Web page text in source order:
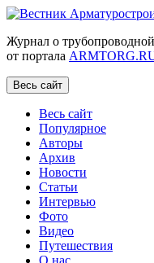
Журнал о
от портала
Весь сайт
Весь сайт
Популярное
Авторы
Архив
Новости
Статьи
Интервью
Фото
Видео
Путешествия
О нас